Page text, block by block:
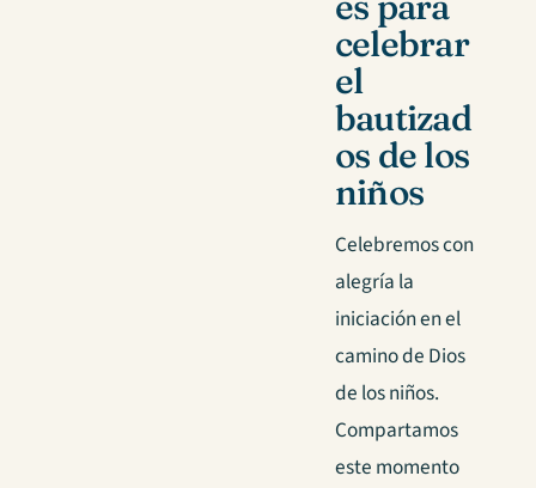
celebrar
el
bautizad
os de los
niños
Celebremos con
alegría la
iniciación en el
camino de Dios
de los niños.
Compartamos
este momento